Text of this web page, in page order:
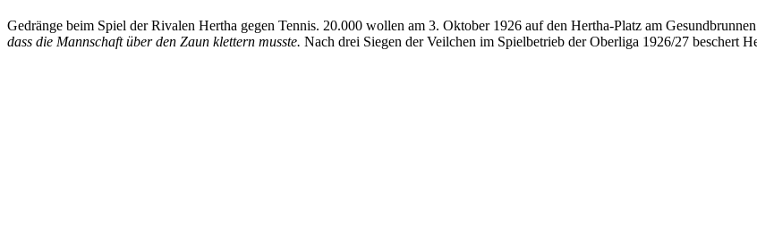
Gedränge beim Spiel der Rivalen Hertha gegen Tennis. 20.000 wollen am 3. Oktober 1926 auf den Hertha-Platz am
dass die Mannschaft über den Zaun klettern musste. Nach drei Siegen der Veilchen im Spielbetrieb der Oberliga 1926/27 beschert